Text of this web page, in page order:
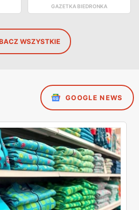
GAZETKA BIEDRONKA
WSZYSTKIE
GOOGLE NEWS